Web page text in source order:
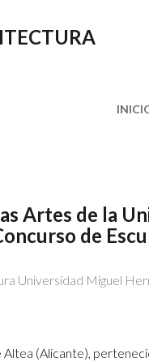
Artes de la
de
(Alicante),